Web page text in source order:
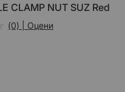
CLAMP NUT SUZ Red
(0) | Оцени